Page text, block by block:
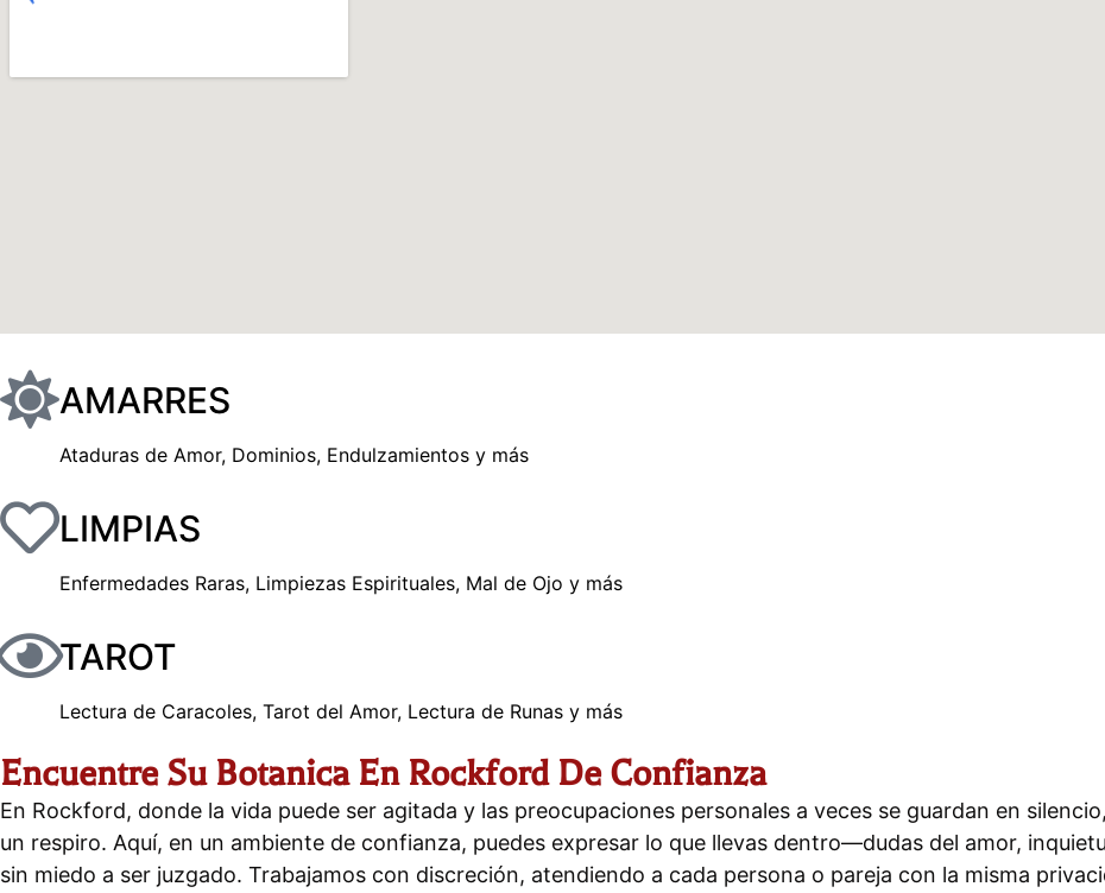
AMARRES
Ataduras de Amor, Dominios, Endulzamientos y más
LIMPIAS
Enfermedades Raras, Limpiezas Espirituales, Mal de Ojo y más
TAROT
Lectura de Caracoles, Tarot del Amor, Lectura de Runas y más
Encuentre Su Botanica En Rockford De Confianza
En Rockford, donde la vida puede ser agitada y las preocupaciones personales a veces se guardan en
un respiro. Aquí, en un ambiente de confianza, puedes expresar lo que llevas dentro—dudas del amor,
sin miedo a ser juzgado. Trabajamos con discreción, atendiendo a cada persona o pareja con la misma